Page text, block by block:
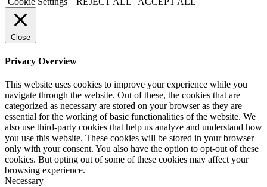
Close
Privacy Overview
This website uses cookies to improve your experience while you
navigate through the website. Out of these, the cookies that are
categorized as necessary are stored on your browser as they are
essential for the working of basic functionalities of the website. We
also use third-party cookies that help us analyze and understand how
you use this website. These cookies will be stored in your browser
only with your consent. You also have the option to opt-out of these
cookies. But opting out of some of these cookies may affect your
browsing experience.
Necessary